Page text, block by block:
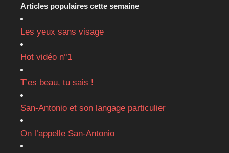
Articles populaires cette semaine
Les yeux sans visage
Hot vidéo n°1
T’es beau, tu sais !
San-Antonio et son langage particulier
On l’appelle San-Antonio